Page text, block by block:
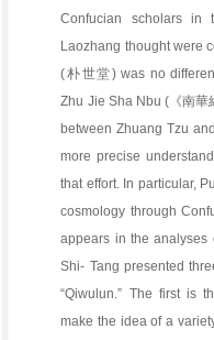
Confucian scholars in
Laozhang thought were
(朴世堂) was no
Zhu Jie Sha Nbu (《南華
between Zhuang Tzu
more precise
that effort. In particular,
cosmology through
appears in the analyses
Shi- Tang presented
“Qiwulun.” The first is
make the idea of a